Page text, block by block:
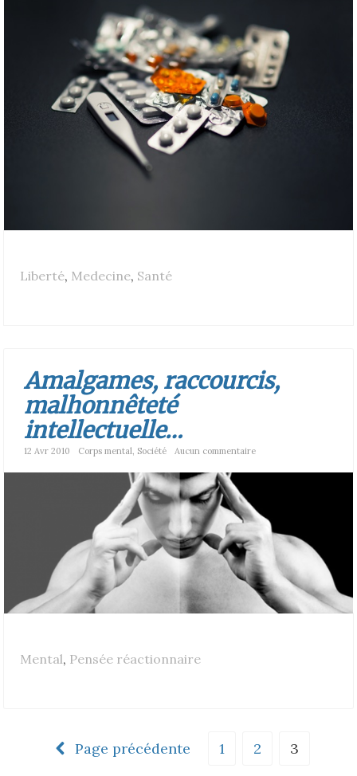
Liberté, Medecine, Santé
Amalgames, raccourcis,
malhonnêteté
intellectuelle…
12 Avr 2010 Corps mental Société Aucun commentaire
Mental, Pensée réactionnaire
Page précédente 1 2 3